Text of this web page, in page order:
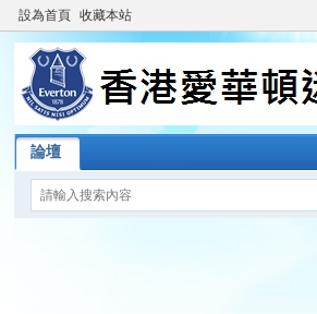
設為首頁 收藏本站
論壇